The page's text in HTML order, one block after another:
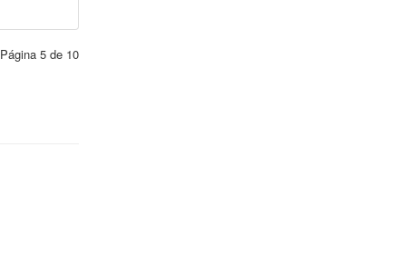
Página 5 de 10